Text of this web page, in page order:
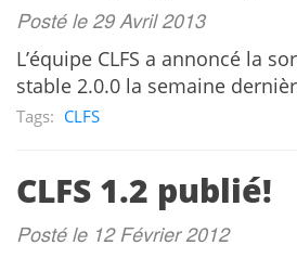
Posté le 29 Avril 2013
L’équipe CLFS a annoncé la
stable 2.0.0 la semaine
Tags: CLFS
CLFS 1.2 publié!
Posté le 12 Février 2012